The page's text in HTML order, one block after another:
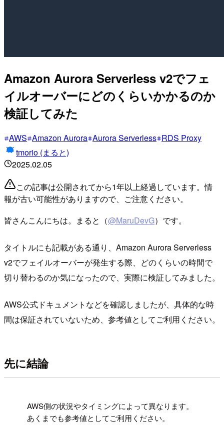
Amazon Aurora Serverless v2でフェ
イルオーバーにどのくらいかかるのか
検証してみた
AWS Amazon Aurora Aurora Serverless RDS Proxy
tmorio (まると)
2025.02.05
この記事は公開されてから1年以上経過しています。情
報が古い可能性がありますので、ご注意ください。
皆さんこんにちは。まると（@MaruDevG）です。
タイトルにも記載がある通り、Amazon Aurora Serverless
v2でフェイルオーバーが発生する際、どのくらいの時間で
切り替わるのか気になったので、実際に検証してみました。
AWS公式ドキュメントなどを確認しましたが、具体的な時
間は保証されていないため、参考値としてご利用ください。
先に結論
AWS側の状況やタイミングによって異なります。
あくまでも参考値としてご利用ください。